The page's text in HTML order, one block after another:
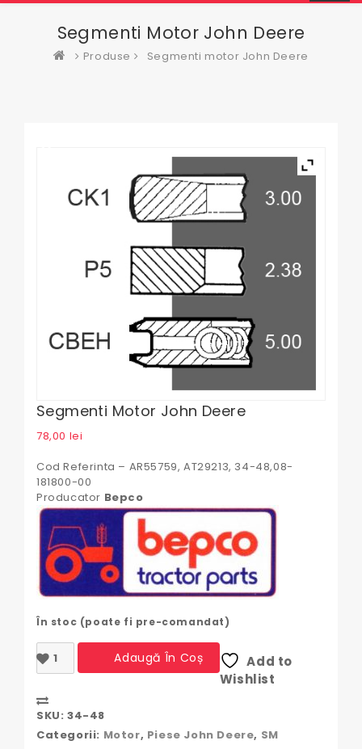
Segmenti Motor John Deere
Produse Segmenti motor John Deere
Segmenti Motor John Deere
78,00 lei
Cod Referinta – AR55759, AT29213, 34-48,08-
181800-00
Producator Bepco
În stoc (poate fi pre-comandat)
Cantitate
Segmenti
John
Deere
Adaugă În Coș
Add to
Wishlist
SKU: 34-48
Categorii: Motor, Piese John Deere, SM